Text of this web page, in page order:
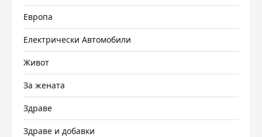
Европа
Електрически Автомобили
Живот
За жената
Здраве
Здраве и добавки